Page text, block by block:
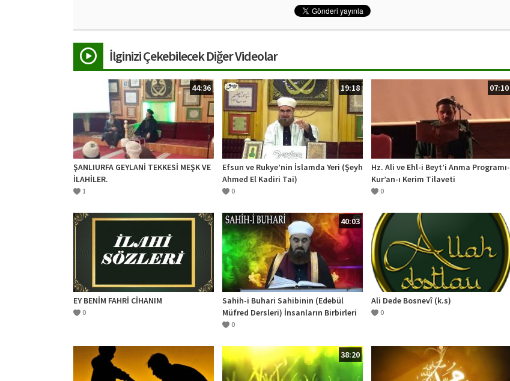
İlginizi Çekebilecek Diğer Videolar
44:36
ŞANLIURFA GEYLANİ TEKKESİ MEŞK VE
İLAHİLER.
1
19:18
Efsun ve Rukye’nin İslamda Yeri (Şeyh
Ahmed El Kadiri Tai)
0
07:10
Hz. Ali ve Ehl-i Beyt’i Anma Programı-
Kur’an-ı Kerim Tilaveti
0
EY BENİM FAHRİ CİHANIM
0
40:03
Sahih-i Buhari Sahibinin (Edebül
Müfred Dersleri) İnsanların Birbirleri
Arasında Muhabbet Duymaları
0
Ali Dede Bosnevî (k.s)
0
38:20